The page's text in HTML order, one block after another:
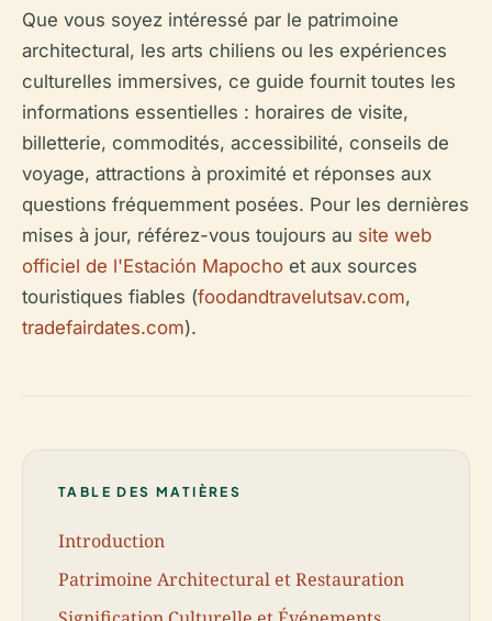
Que vous soyez intéressé par le patrimoine
architectural, les arts chiliens ou les expériences
culturelles immersives, ce guide fournit toutes les
informations essentielles : horaires de visite,
billetterie, commodités, accessibilité, conseils de
voyage, attractions à proximité et réponses aux
questions fréquemment posées. Pour les dernières
mises à jour, référez-vous toujours au site web
officiel de l'Estación Mapocho et aux sources
touristiques fiables (foodandtravelutsav.com,
tradefairdates.com).
TABLE DES MATIÈRES
Introduction
Patrimoine Architectural et Restauration